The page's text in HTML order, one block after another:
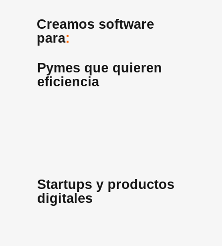
Creamos software
para:
Pymes que quieren
eficiencia
Startups y productos
digitales